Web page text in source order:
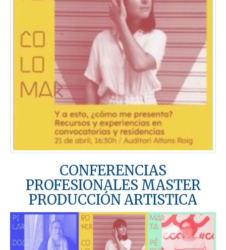
CONFERENCIAS
PROFESIONALES MASTER
PRODUCCIÓN ARTISTICA